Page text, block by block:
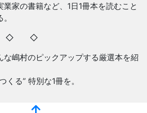
家の書籍など、1日1冊本を読むこと
◇
な嶋村のピックアップする厳選本を紹
くる” 特別な1冊を。